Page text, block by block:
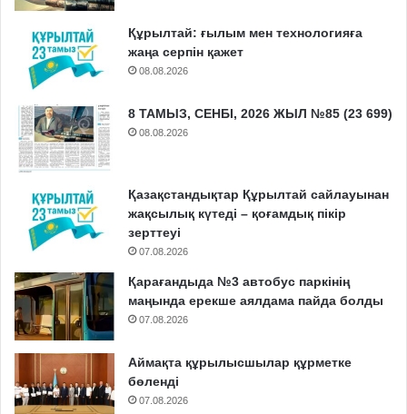
Құрылтай: ғылым мен технологияға
жаңа серпін қажет
08.08.2026
8 ТАМЫЗ, СЕНБІ, 2026 ЖЫЛ №85 (23 699)
08.08.2026
Қазақстандықтар Құрылтай сайлауынан
жақсылық күтеді – қоғамдық пікір
зерттеуі
07.08.2026
Қарағандыда №3 автобус паркінің
маңында ерекше аялдама пайда болды
07.08.2026
Аймақта құрылысшылар құрметке
бөленді
07.08.2026